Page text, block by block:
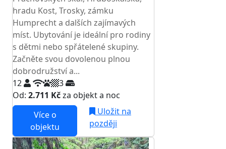
hradu Kost, Trosky, zámku
Humprecht a dalších zajímavých
míst. Ubytování je ideální pro rodiny
s dětmi nebo spřátelené skupiny.
Začněte svou dovolenou plnou
dobrodružství a...
12
3
Od: 2.711 Kčza objekt a noc
Více o
objektu
Uložit na
později